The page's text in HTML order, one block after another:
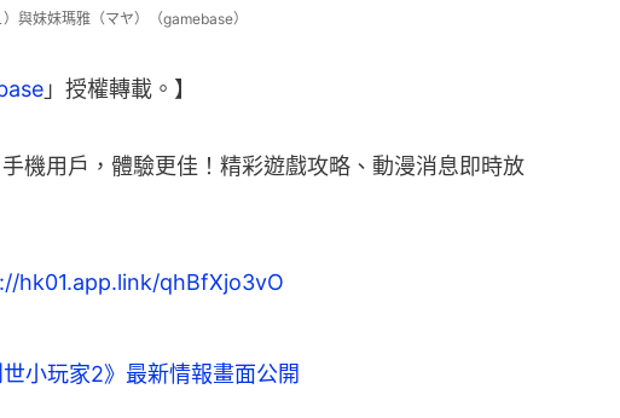
與妹妹瑪雅（マヤ）（gamebase）
」授權轉載。】
手機用戶，體驗更佳！精彩遊戲攻略、動漫消息即時放
hk01.app.link/qhBfXjo3vO
小玩家2》最新情報畫面公開